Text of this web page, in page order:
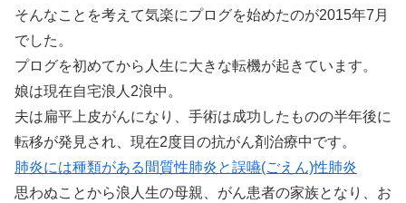
そんなことを考えて気楽にプログを始めたのが2015年7月
でした。
プログを初めてから人生に大きな転機が起きています。
娘は現在自宅浪人2浪中。
夫は扁平上皮がんになり、手術は成功したものの半年後に
転移が発見され、現在2度目の抗がん剤治療中です。
肺炎には種類がある間質性肺炎と誤嚥(ごえん)性肺炎
思わぬことから浪人生の母親、がん患者の家族となり、お